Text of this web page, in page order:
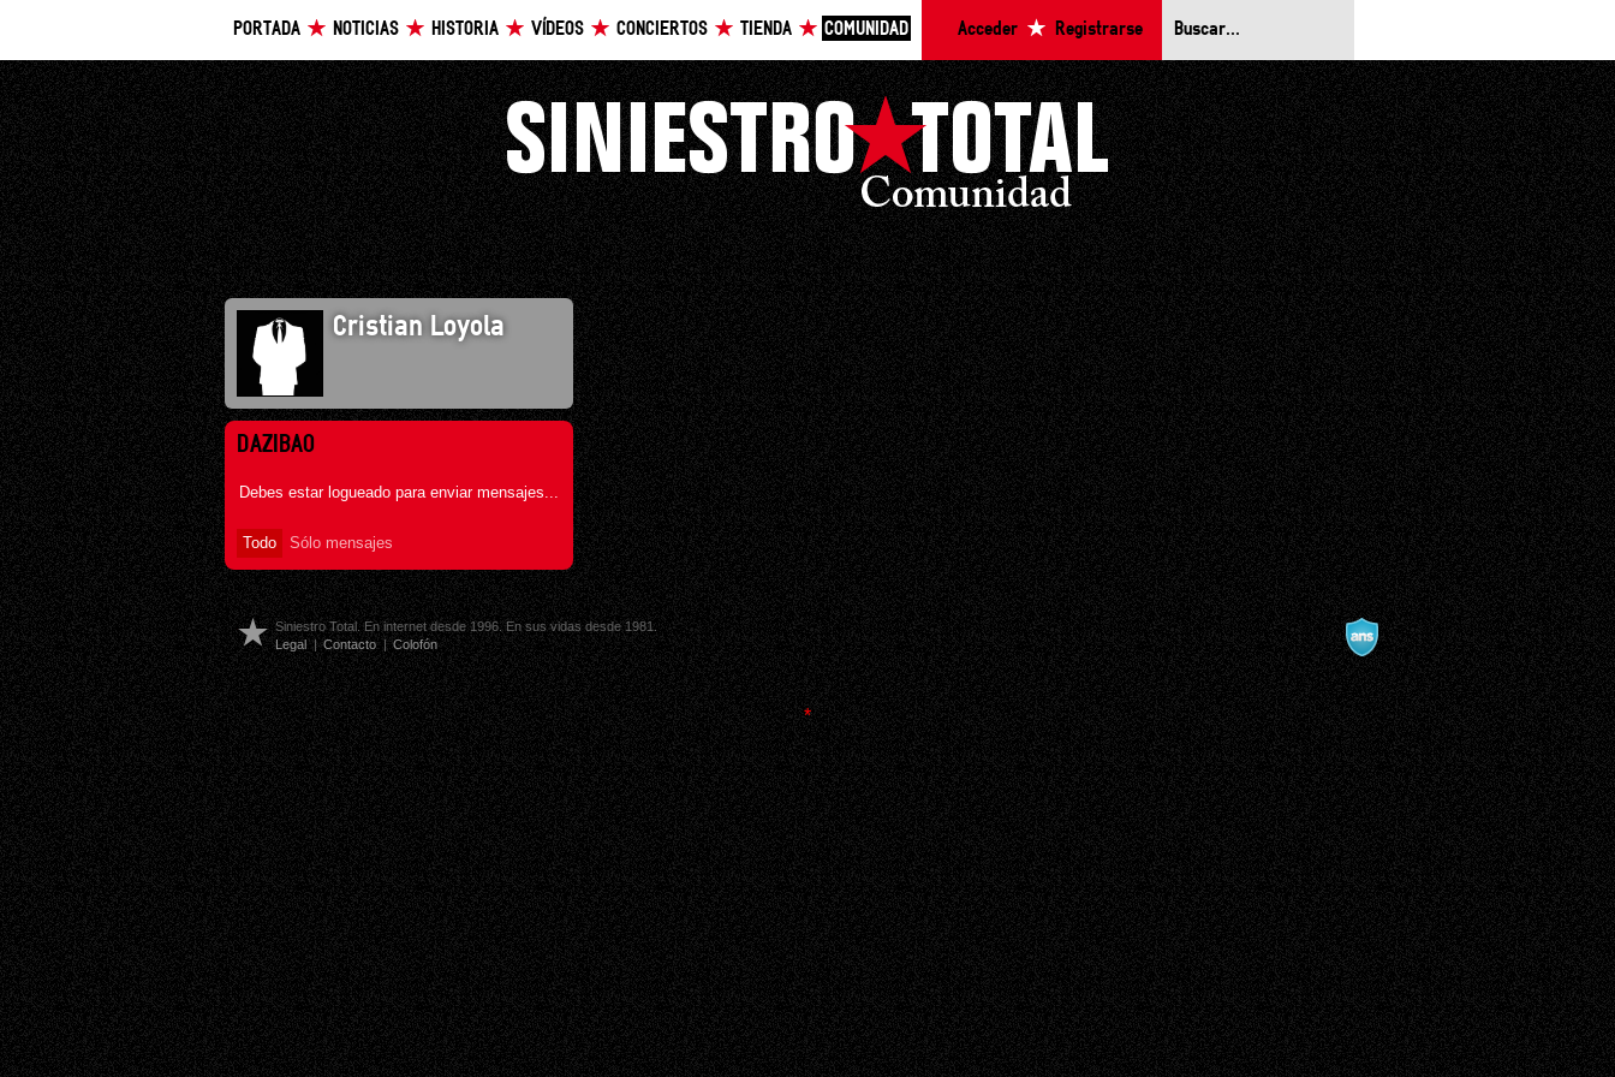
PORTADA NOTICIAS HISTORIA VÍDEOS CONCIERTOS TIENDA COMUNIDAD Acceder Registrarse
Cristian Loyola
DAZIBAO
Debes estar logueado para enviar mensajes...
Todo Sólo mensajes
Siniestro Total. En internet desde 1996. En sus vidas desde 1981.
Legal | Contacto | Colofón
*